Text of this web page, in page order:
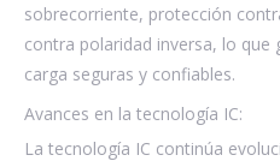
sobrecorriente, protección
contra polaridad inversa, lo que
carga seguras y confiables.
Avances en la tecnología IC:
La tecnología IC continúa